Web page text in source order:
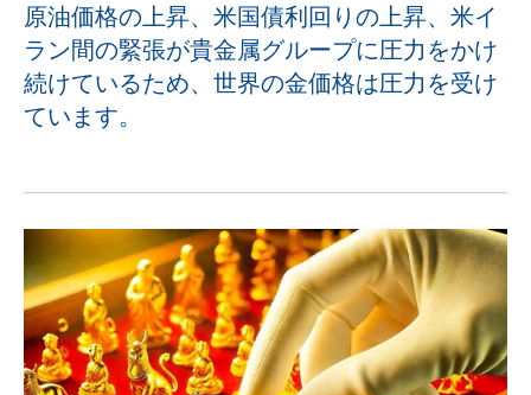
原油価格の上昇、米国債利回りの上昇、米イ
ラン間の緊張が貴金属グループに圧力をかけ
続けているため、世界の金価格は圧力を受け
ています。